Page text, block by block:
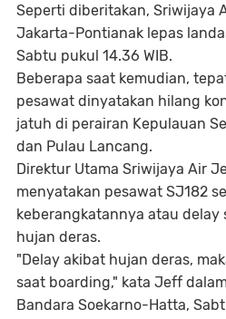
Seperti diberitakan, Sriwijaya
Jakarta-Pontianak lepas
Sabtu pukul 14.36 WIB.
Beberapa saat kemudian,
pesawat dinyatakan hilang
jatuh di perairan Kepulauan
dan Pulau Lancang.
Direktur Utama Sriwijaya Air
menyatakan pesawat SJ182
keberangkatannya atau delay
hujan deras.
"Delay akibat hujan deras,
saat boarding," kata Jeff
Bandara Soekarno-Hatta,